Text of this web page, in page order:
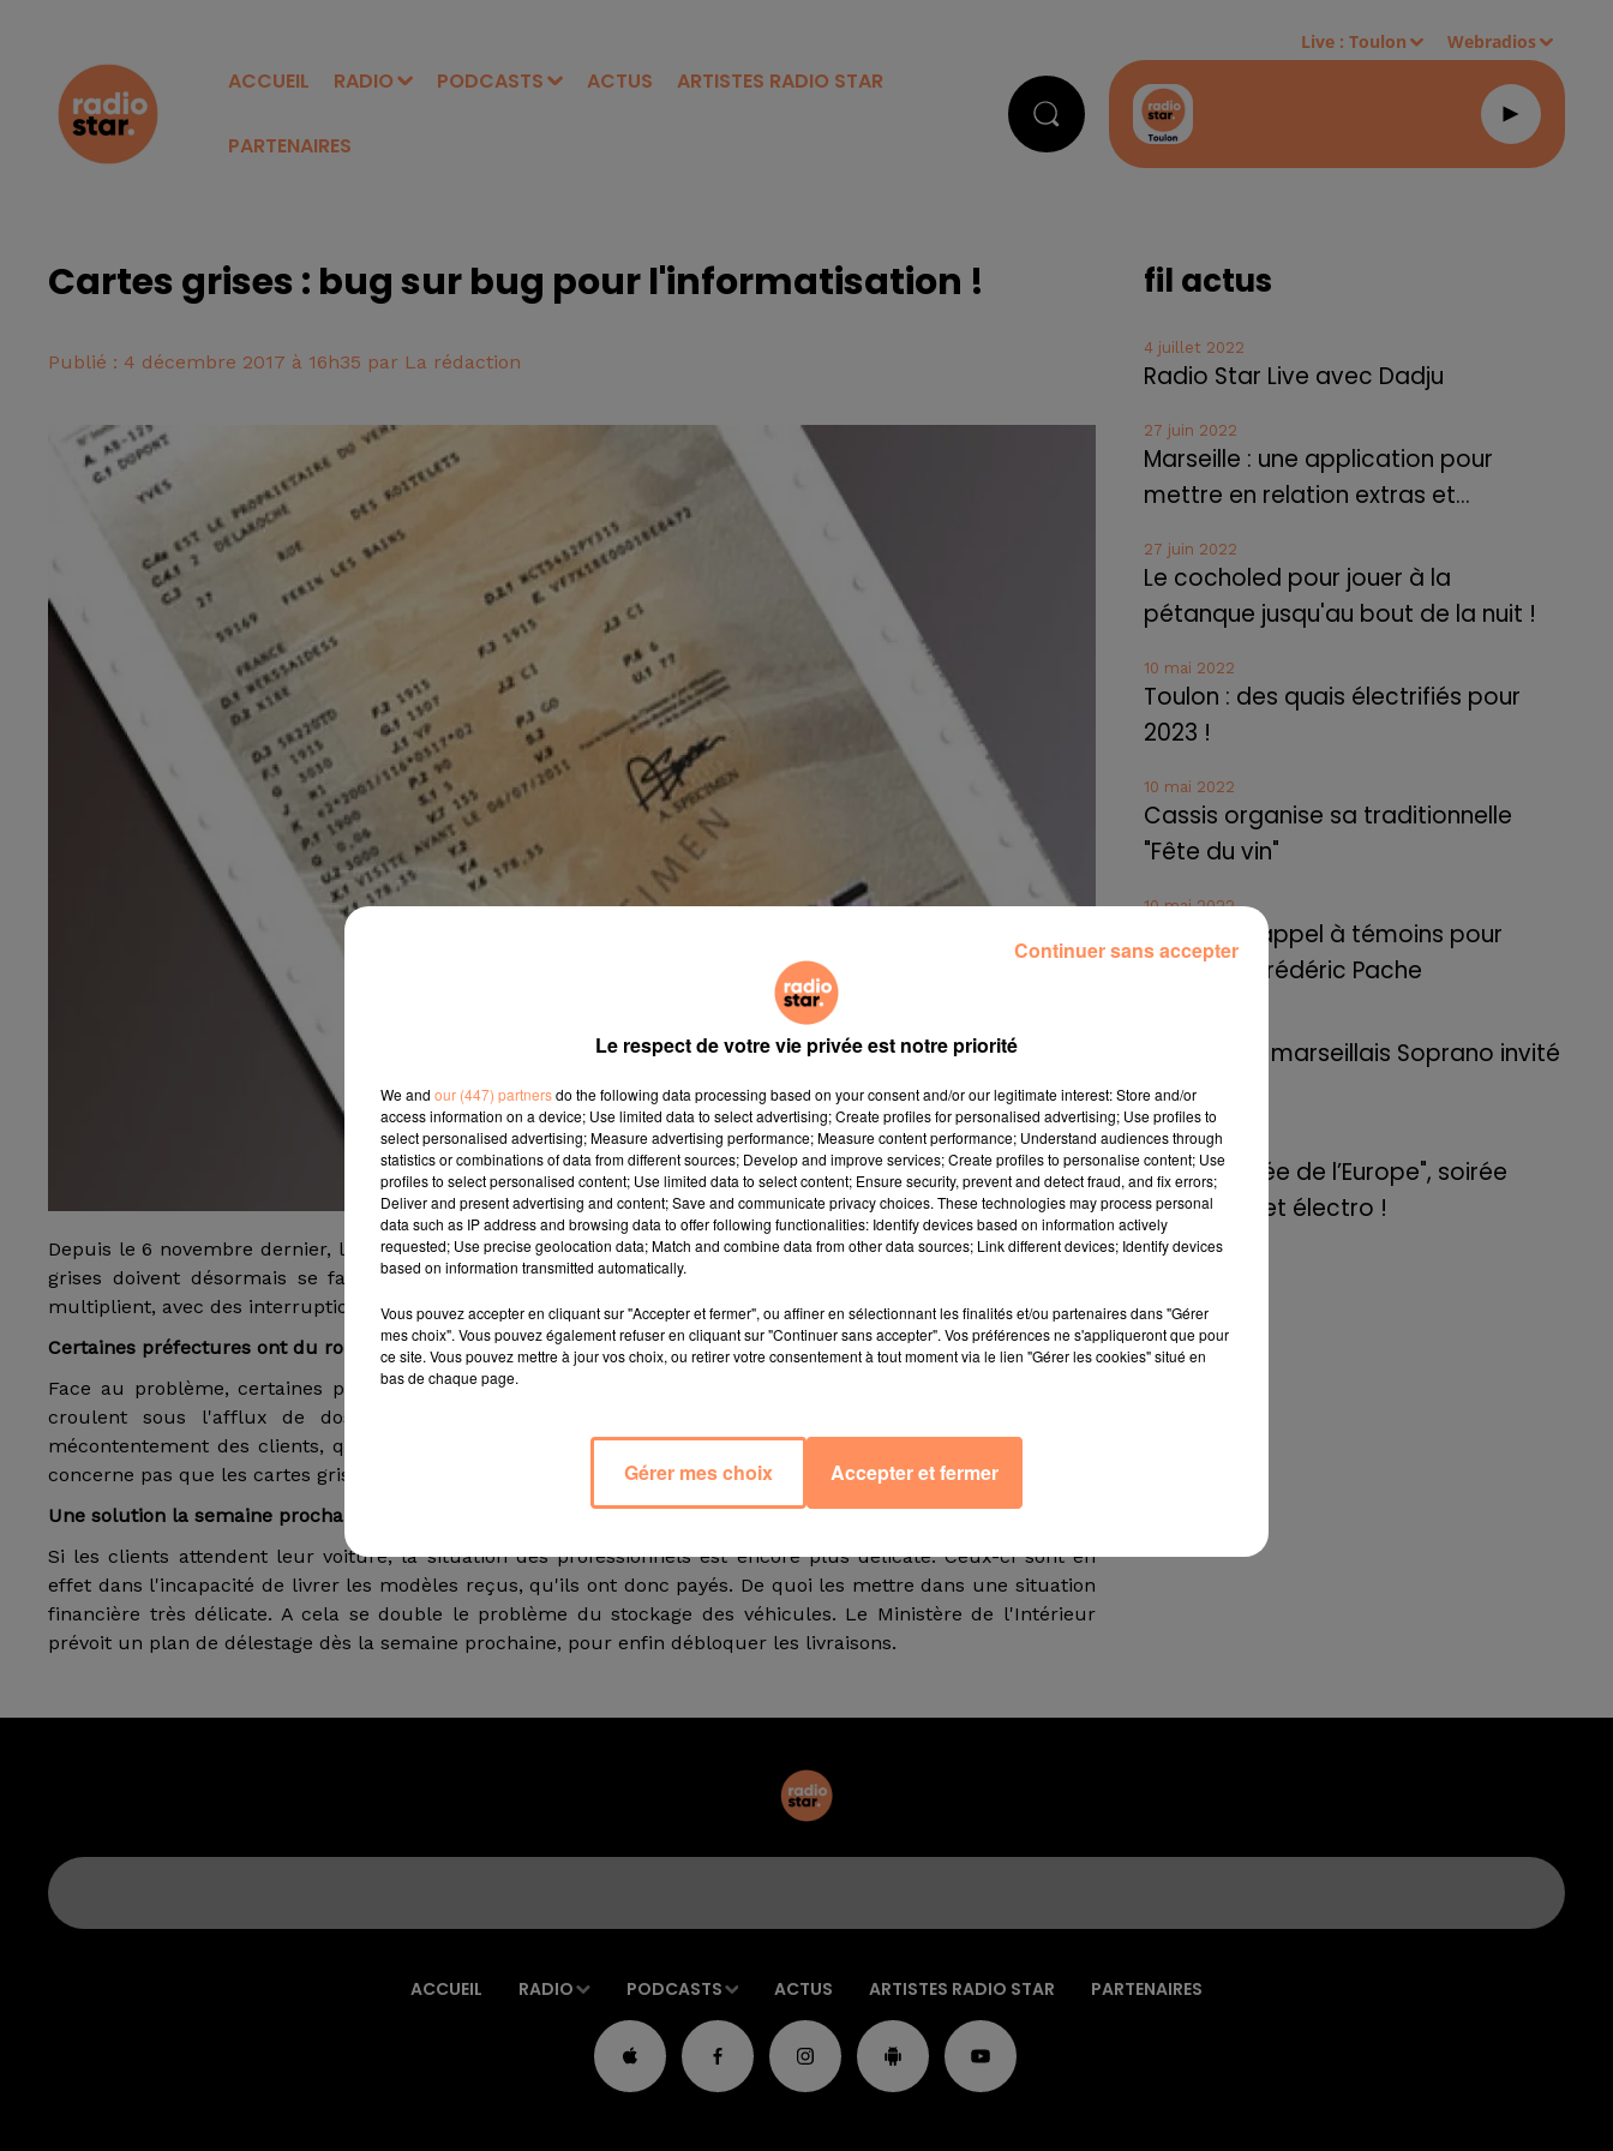
ACCUEIL RADIO PODCASTS ACTUS ARTISTES RADIO STAR
PARTENAIRES
Live :Toulon Webradios
Cartes grises : bug sur bug pour l'informatisation !
Publié : 4 décembre 2017 à 16h35 par La rédaction
Depuis le 6 novembre dernier, les préfectures ont fermé leurs guichets. Conséquence, les demandes de cartes
grises doivent désormais se faire en ligne. Mais tout ne se passe pas aussi bien que prévu : les bugs se
multiplient, avec des interruptions de service qui durent parfois depuis le 23 novembre.
Certaines préfectures ont du rouvrir
Face au problème, certaines préfectures ont décidé de rouvrir leurs guichets provisoirement. Mais celles-ci
croulent sous l'afflux de dossier.
mécontentement des clients, qui ne peuvent prendre livraison des voitures commandés. Car le problème ne
concerne pas que les cartes grises définitives, mais également les immatriculations provisoires.
Une solution la semaine prochaine ?
Si les clients attendent leur voiture, la situation des professionnels est encore plus délicate. Ceux-ci sont en
effet dans l'incapacité de livrer les modèles reçus, qu'ils ont donc payés. De quoi les mettre dans une situation
financière très délicate. A cela se double le problème du stockage des véhicules. Le Ministère de l'Intérieur
prévoit un plan de délestage dès la semaine prochaine, pour enfin débloquer les livraisons.
fil actus
4 juillet 2022
Radio Star Live avec Dadju
27 juin 2022
Marseille : une application pour
mettre en relation extras et...
27 juin 2022
Le cocholed pour jouer à la
pétanque jusqu'au bout de la nuit !
10 mai 2022
Toulon : des quais électrifiés pour
2023 !
10 mai 2022
Cassis organise sa traditionnelle
"Fête du vin"
10 mai 2022
Marseille : appel à témoins pour
retrouver Frédéric Pache
Le rappeur marseillais Soprano invité
de E=M6
8 mai 2022
Aix : "Journée de l’Europe", soirée
danse et set électro !
ACCUEIL RADIO PODCASTS ACTUS ARTISTES RADIO STAR PARTENAIRES
Le respect de votre vie privée est notre priorité
We and our (447) partnersdo the following data processing based on your consent and/or our legitimate interest: Store and/or
access information on a device; Use limited data to select advertising; Create profiles for personalised advertising; Use profiles to
select personalised advertising; Measure advertising performance; Measure content performance; Understand audiences through
statistics or combinations of data from different sources; Develop and improve services; Create profiles to personalise content; Use
profiles to select personalised content; Use limited data to select content; Ensure security, prevent and detect fraud, and fix errors;
Deliver and present advertising and content; Save and communicate privacy choices. These technologies may process personal
data such as IP address and browsing data to offer following functionalities: Identify devices based on information actively
requested; Use precise geolocation data; Match and combine data from other data sources; Link different devices; Identify devices
based on information transmitted automatically.
Vous pouvez accepter en cliquant sur "Accepter et fermer", ou affiner en sélectionnant les finalités et/ou partenaires dans "Gérer
mes choix". Vous pouvez également refuser en cliquant sur "Continuer sans accepter". Vos préférences ne s'appliqueront que pour
ce site. Vous pouvez mettre à jour vos choix, ou retirer votre consentement à tout moment via le lien "Gérer les cookies" situé en
bas de chaque page.
Gérer mes choix Accepter et fermer
Continuer sans accepter